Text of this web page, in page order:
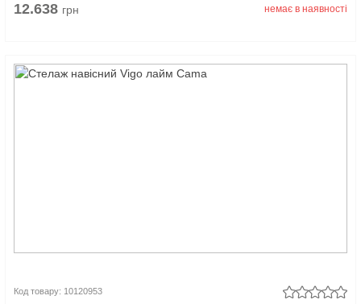
12.638 грн немає в наявності
Код товару: 10120953